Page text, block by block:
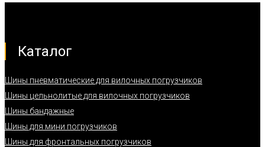
Каталог
Шины пневматические для вилочных погрузчиков
Шины цельнолитые для вилочных погрузчиков
Шины бандажные
Шины для мини погрузчиков
Шины для фронтальных погрузчиков